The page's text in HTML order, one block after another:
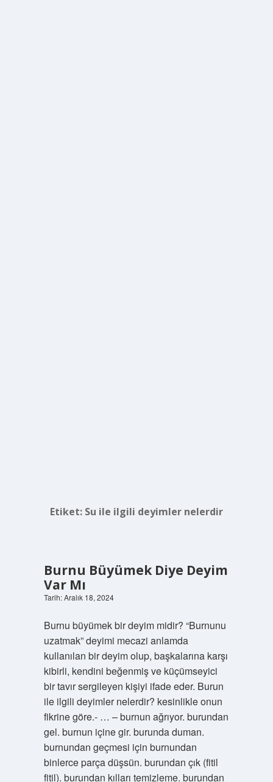
Etiket: Su ile ilgili deyimler nelerdir
Burnu Büyümek Diye Deyim
Var Mı
Tarih: Aralık 18, 2024
Burnu büyümek bir deyim midir? “Burnunu
uzatmak” deyimi mecazi anlamda
kullanılan bir deyim olup, başkalarına karşı
kibirli, kendini beğenmiş ve küçümseyici
bir tavır sergileyen kişiyi ifade eder. Burun
ile ilgili deyimler nelerdir? kesinlikle onun
fikrine göre.- … – burnun ağrıyor. burundan
gel. burnun içine gir. burunda duman.
burnundan geçmesi için burnundan
binlerce parça düşsün. burundan çık (fitil
fitil). burundan kılları temizleme. burundan